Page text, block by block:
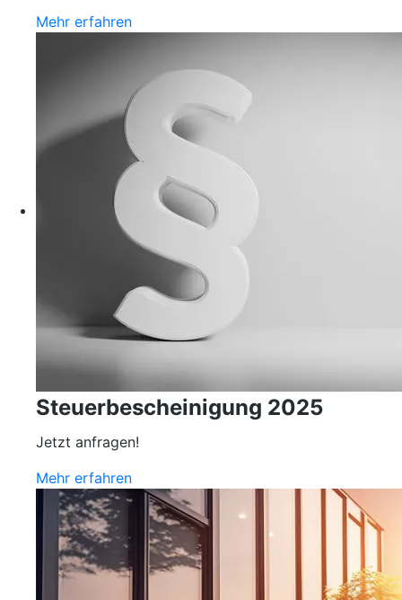
Mehr erfahren
Steuerbescheinigung 2025
Jetzt anfragen!
Mehr erfahren